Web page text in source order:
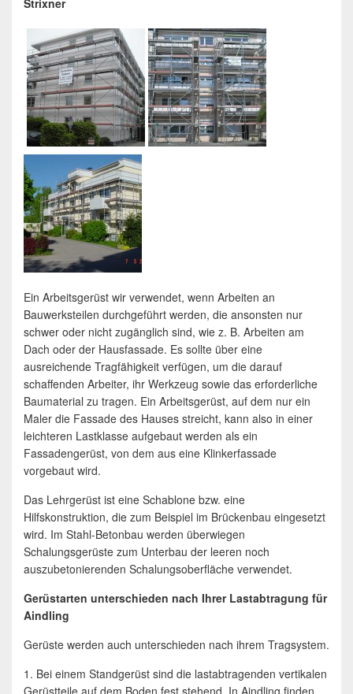
Strixner
Ein Arbeitsgerüst wir verwendet, wenn Arbeiten an
Bauwerksteilen durchgeführt werden, die ansonsten nur
schwer oder nicht zugänglich sind, wie z. B. Arbeiten am
Dach oder der Hausfassade. Es sollte über eine
ausreichende Tragfähigkeit verfügen, um die darauf
schaffenden Arbeiter, ihr Werkzeug sowie das erforderliche
Baumaterial zu tragen. Ein Arbeitsgerüst, auf dem nur ein
Maler die Fassade des Hauses streicht, kann also in einer
leichteren Lastklasse aufgebaut werden als ein
Fassadengerüst, von dem aus eine Klinkerfassade
vorgebaut wird.
Das Lehrgerüst ist eine Schablone bzw. eine
Hilfskonstruktion, die zum Beispiel im Brückenbau eingesetzt
wird. Im Stahl-Betonbau werden überwiegen
Schalungsgerüste zum Unterbau der leeren noch
auszubetonierenden Schalungsoberfläche verwendet.
Gerüstarten unterschieden nach Ihrer Lastabtragung für
Aindling
Gerüste werden auch unterschieden nach ihrem Tragsystem.
1. Bei einem Standgerüst sind die lastabtragenden vertikalen